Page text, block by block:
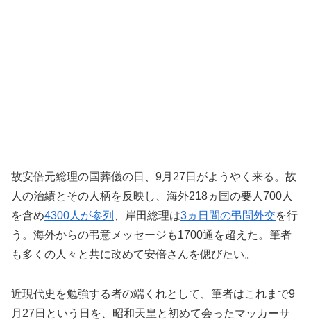
故安倍元総理の国葬儀の日、9月27日がようやく来る。故
人の治績とその人柄を反映し、海外218ヵ国の要人700人
を含め4300人が参列 、岸田総理は3ヵ日間の弔問外交を行
う。海外からの弔意メッセージも1700通を超えた。筆者
も多くの人々と共に改めて安倍さんを偲びたい。
近現代史を勉強する者の端くれとして、筆者はこれまで9
月27日という日を、昭和天皇と初めて会ったマッカーサ